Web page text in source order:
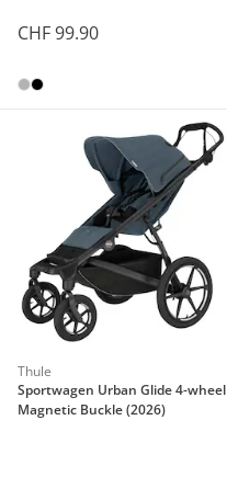
CHF 99.90
Thule
Sportwagen Urban Glide 4-wheel
Magnetic Buckle (2026)